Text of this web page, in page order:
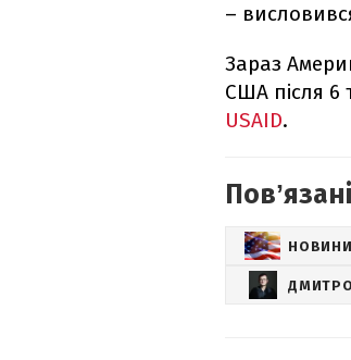
–
Зараз
США після 6
USAID.